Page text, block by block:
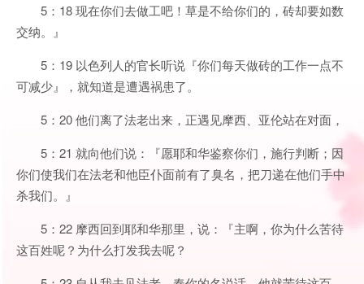
5：18 现在你们去做工吧！草是不给你们的，砖却要如数
交纳。』
5：19 以色列人的官长听说『你们每天做砖的工作一点不
可减少』，就知道是遭遇祸患了。
5：20 他们离了法老出来，正遇见摩西、亚伦站在对面，
5：21 就向他们说：『愿耶和华鉴察你们，施行判断；因
你们使我们在法老和他臣仆面前有了臭名，把刀递在他们手中
杀我们。』
5：22 摩西回到耶和华那里，说：『主啊，你为什么苦待
这百姓呢？为什么打发我去呢？